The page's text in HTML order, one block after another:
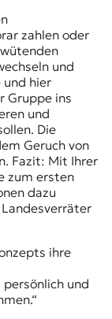
zahlen oder
und
und hier
Gruppe ins
und
Die
Geruch von
Fazit: Mit Ihrer
zum ersten
dazu
ihre
persönlich und